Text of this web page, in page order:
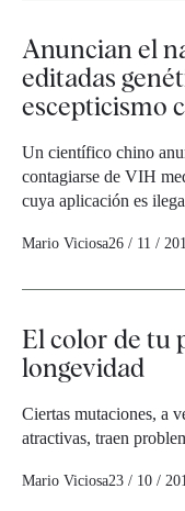
Anuncian el
editadas
escepticismo
Un científico chino
contagiarse de VIH
cuya aplicación es
Mario Viciosa26 / 11 /
El color de tu
longevidad
Ciertas mutaciones, a
atractivas, traen
Mario Viciosa23 / 10 /